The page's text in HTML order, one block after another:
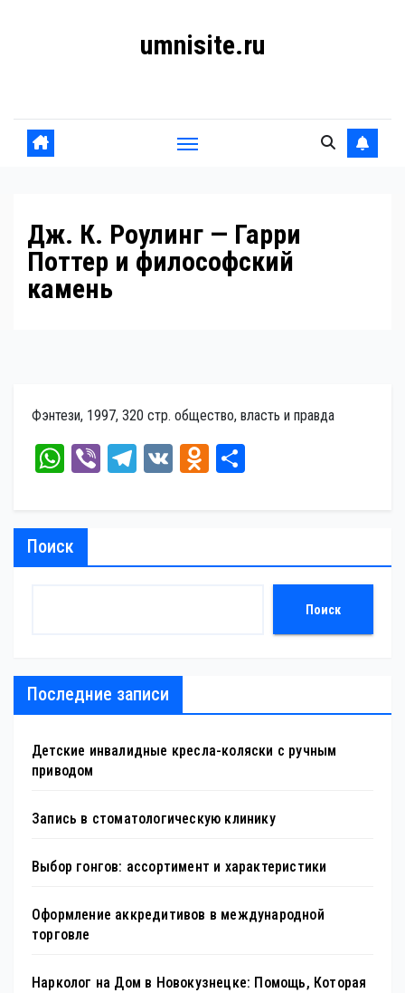
umnisite.ru
Дж. К. Роулинг — Гарри
Поттер и философский
камень
Фэнтези, 1997, 320 стр. общество, власть и правда
W
A
pp
Vi
Te
m
V
O
ss ь
Поиск
Поиск
Последние записи
Детские инвалидные кресла-коляски с ручным
приводом
Запись в стоматологическую клинику
Выбор гонгов: ассортимент и характеристики
Оформление аккредитивов в международной
торговле
Нарколог на Дом в Новокузнецке: Помощь, Которая